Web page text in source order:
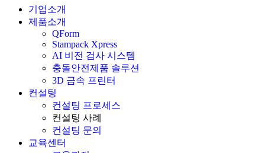
기업소개
제품소개
QForm
Stampack Xpress
AI 비전 검사 시스템
충돌안전제품 솔루션
3D 금속 프린터
컨설팅
컨설팅 프로세스
컨설팅 사례
컨설팅 문의
교육센터